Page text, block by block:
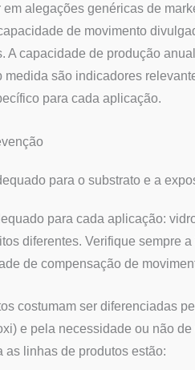
em alegações genéricas de
de movimento
A capacidade de produção
são indicadores
para cada aplicação.
para o substrato e a
para cada aplicação:
diferentes. Verifique sempre
de compensação de
costumam ser diferenciadas
e pela necessidade ou não
as linhas de produtos estão: